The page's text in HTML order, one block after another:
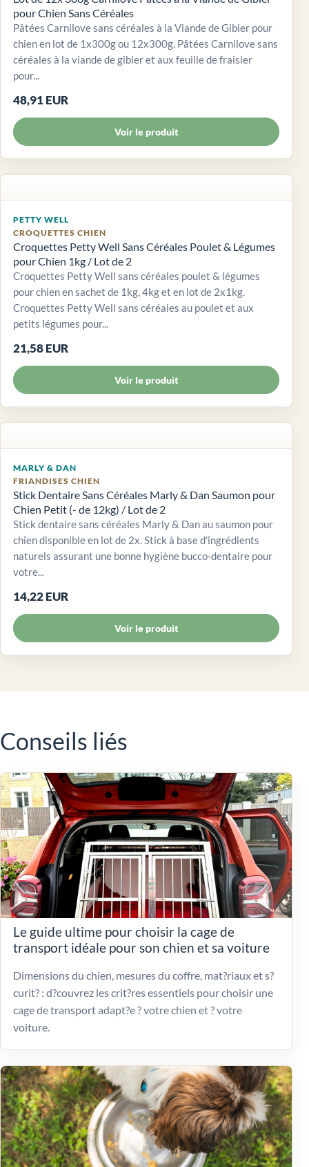
pour Chien Sans Céréales
Pâtées Carnilove sans céréales à la Viande de Gibier pour
chien en lot de 1x300g ou 12x300g. Pâtées Carnilove sans
céréales à la viande de gibier et aux feuille de fraisier
pour...
48,91 EUR
Voir le produit
PETTY WELL
CROQUETTES CHIEN
Croquettes Petty Well Sans Céréales Poulet & Légumes
pour Chien 1kg / Lot de 2
Croquettes Petty Well sans céréales poulet & légumes
pour chien en sachet de 1kg, 4kg et en lot de 2x1kg.
Croquettes Petty Well sans céréales au poulet et aux
petits légumes pour...
21,58 EUR
Voir le produit
MARLY & DAN
FRIANDISES CHIEN
Stick Dentaire Sans Céréales Marly & Dan Saumon pour
Chien Petit (- de 12kg) / Lot de 2
Stick dentaire sans céréales Marly & Dan au saumon pour
chien disponible en lot de 2x. Stick à base d'ingrédients
naturels assurant une bonne hygiène bucco-dentaire pour
votre...
14,22 EUR
Voir le produit
Conseils liés
Le guide ultime pour choisir la cage de
transport idéale pour son chien et sa voiture
Dimensions du chien, mesures du coffre, mat?riaux et s?
curit? : d?couvrez les crit?res essentiels pour choisir une
cage de transport adapt?e ? votre chien et ? votre
voiture.